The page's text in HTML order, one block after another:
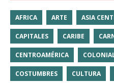
AFRICA ARTE ASIA
CAPITALES CARIBE
CENTROAMÉRICA
COSTUMBRES CULTURA